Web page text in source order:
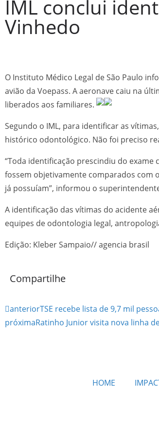
IML conclui
Vinhedo
O Instituto Médico Legal de São Paulo
avião da Voepass. A aeronave caiu na
liberados aos familiares.
Segundo o IML, para identificar as
histórico odontológico. Não foi preciso
“Toda identificação prescindiu do exame
fossem objetivamente comparados com
já possuíam”, informou o
A identificação das vítimas do acidente
equipes de odontologia legal,
Edição: Kleber Sampaio// agencia brasil
Compartilhe
anteriorTSE recebe lista de 9,7 mil
próximaRatinho Junior visita nova linha
HOME